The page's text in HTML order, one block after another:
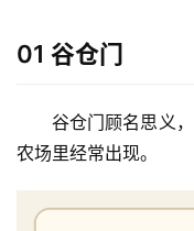
01 谷仓门
谷仓门顾名思义，
农场里经常出现。